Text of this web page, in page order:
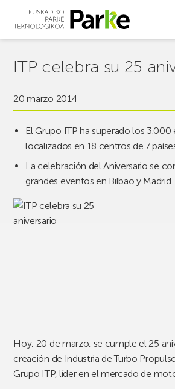
ITP celebra su 25
20 marzo 2014
El Grupo ITP ha superado los
localizados en 18 centros de 7
La celebración del Aniversario se
grandes eventos en Bilbao y Madrid
Hoy, 20 de marzo, se cumple el 25
creación de Industria de Turbo
Grupo ITP, líder en el mercado de